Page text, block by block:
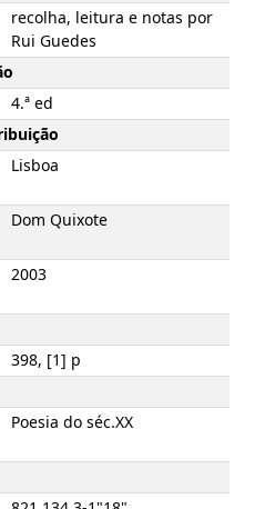
recolha, leitura e notas por
Rui Guedes
4.ª ed
Lisboa
Dom Quixote
2003
398, [1] p
Poesia do séc.XX